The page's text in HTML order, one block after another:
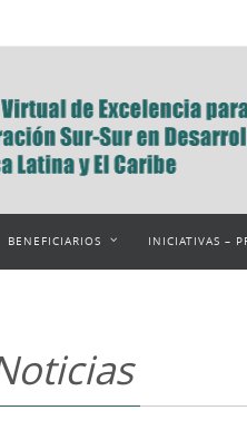
BENEFICIARIOS INICIATIVAS –